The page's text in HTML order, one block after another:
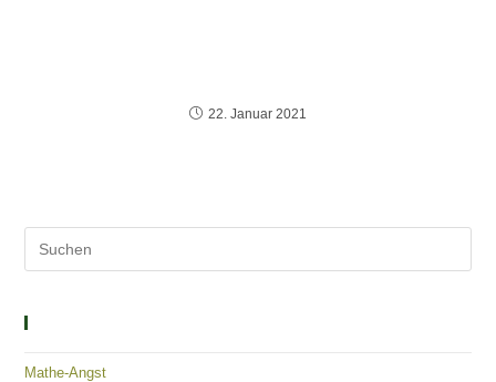
22. Januar 2021
Mathe-Angst